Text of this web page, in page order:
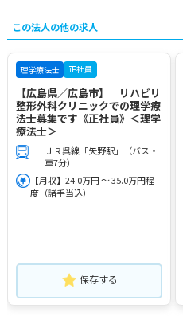
この法人の他の求人
理学療法士 正社員
【広島県／広島市】 リハビリ
整形外科クリニックでの理学療
法士募集です《正社員》＜理学
療法士＞
ＪＲ呉線「矢野駅」（バス・
車7分）
【月収】24.0万円 ～ 35.0万円程
度（諸手当込）
保存する